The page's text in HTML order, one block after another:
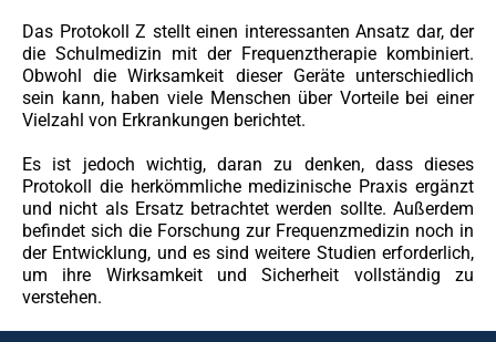
Das Protokoll Z stellt einen interessanten Ansatz dar, der
die Schulmedizin mit der Frequenztherapie kombiniert.
Obwohl die Wirksamkeit dieser Geräte unterschiedlich
sein kann, haben viele Menschen über Vorteile bei einer
Vielzahl von Erkrankungen berichtet.
Es ist jedoch wichtig, daran zu denken, dass dieses
Protokoll die herkömmliche medizinische Praxis ergänzt
und nicht als Ersatz betrachtet werden sollte. Außerdem
befindet sich die Forschung zur Frequenzmedizin noch in
der Entwicklung, und es sind weitere Studien erforderlich,
um ihre Wirksamkeit und Sicherheit vollständig zu
verstehen.